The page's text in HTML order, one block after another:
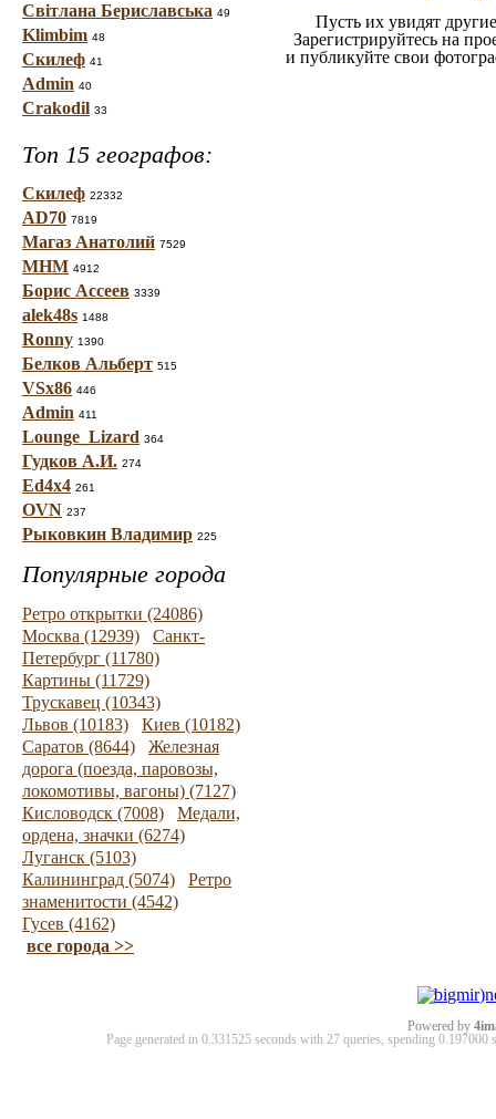
Світлана Бериславська 49
Klimbim 48
Скилеф 41
Admin 40
Crakodil 33
Топ 15 географов:
Скилеф 22332
AD70 7819
Магаз Анатолий 7529
МНМ 4912
Борис Ассеев 3339
alek48s 1488
Ronny 1390
Белков Альберт 515
VSx86 446
Admin 411
Lounge_Lizard 364
Гудков А.И. 274
Ed4x4 261
OVN 237
Рыковкин Владимир 225
Популярные города
Ретро открытки (24086)
Москва (12939)
Санкт-
Петербург (11780)
Картины (11729)
Трускавец (10343)
Львов (10183)
Киев (10182)
Саратов (8644)
Железная
дорога (поезда, паровозы,
локомотивы, вагоны) (7127)
Кисловодск (7008)
Медали,
ордена, значки (6274)
Луганск (5103)
Калининград (5074)
Ретро
знаменитости (4542)
Гусев (4162)
все города >>
Пусть их увидят
Зарегистрируйтесь на
и публикуйте свои
Powered by
Page generated in 0.331525 seconds with 27 queries, spending